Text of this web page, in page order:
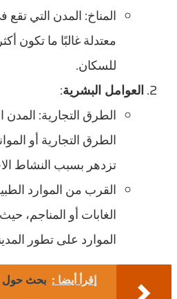
المناخ: المدن التي
معتدلة غالبًا ما تكون
للسكان.
العوامل البشرية:
الطرق التجارية: المدن
الطرق التجارية أو
تزدهر بسبب النشاط
القرب من الموارد
الغابات أو المناجم،
الموارد على تطور
إقرأ أيضا : بحث حول